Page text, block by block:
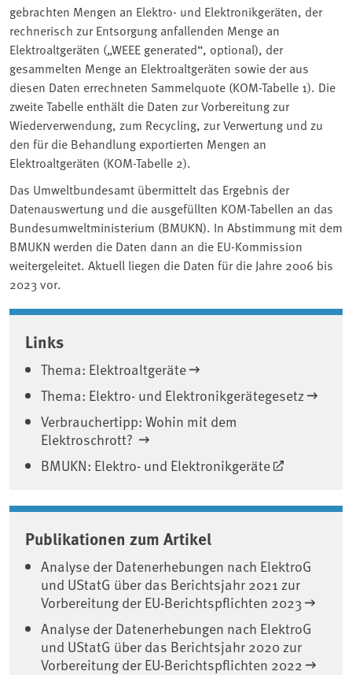
gebrachten Mengen an Elektro- und Elektronikgeräten, der
rechnerisch zur Entsorgung anfallenden Menge an
Elektroaltgeräten („WEEE generated“, optional), der
gesammelten Menge an Elektroaltgeräten sowie der aus
diesen Daten errechneten Sammelquote (KOM-Tabelle 1). Die
zweite Tabelle enthält die Daten zur Vorbereitung zur
Wiederverwendung, zum Recycling, zur Verwertung und zu
den für die Behandlung exportierten Mengen an
Elektroaltgeräten (KOM-Tabelle 2).
Das Umweltbundesamt übermittelt das Ergebnis der
Datenauswertung und die ausgefüllten KOM-Tabellen an das
Bundesumweltministerium (BMUKN). In Abstimmung mit dem
BMUKN werden die Daten dann an die EU-Kommission
weitergeleitet. Aktuell liegen die Daten für die Jahre 2006 bis
2023 vor.
Associated content
Links
Thema: Elektroaltgeräte
Thema: Elektro- und Elektronikgerätegesetz
Verbrauchertipp: Wohin mit dem
Elektroschrott?
BMUKN: Elektro- und Elektronikgeräte
Publikationen zum Artikel
Analyse der Datenerhebungen nach ElektroG
und UStatG über das Berichtsjahr 2021 zur
Vorbereitung der EU-Berichtspflichten 2023
Analyse der Datenerhebungen nach ElektroG
und UStatG über das Berichtsjahr 2020 zur
Vorbereitung der EU-Berichtspflichten 2022